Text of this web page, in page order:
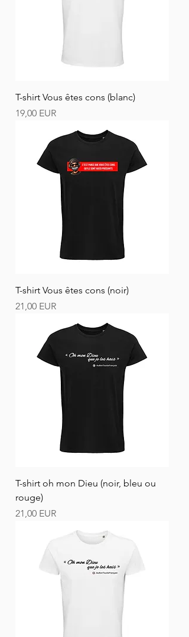
T-shirt Vous êtes cons (blanc)
Ár
19,00 EUR
T-shirt Vous êtes cons (noir)
Ár
21,00 EUR
T-shirt oh mon Dieu (noir, bleu ou
rouge)
Ár
21,00 EUR